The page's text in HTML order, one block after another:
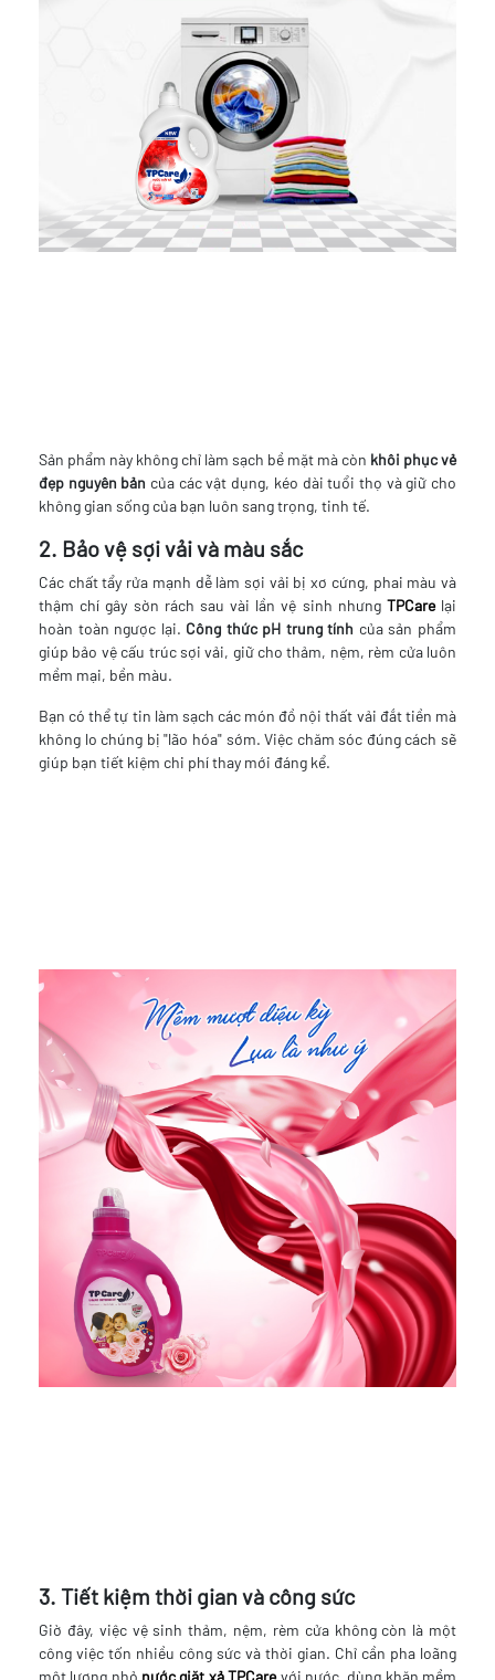
Sản phẩm này không chỉ làm sạch bề mặt mà còn khôi phục vẻ
đẹp nguyên bản của các vật dụng, kéo dài tuổi thọ và giữ cho
không gian sống của bạn luôn sang trọng, tinh tế.
2. Bảo vệ sợi vải và màu sắc
Các chất tẩy rửa mạnh dễ làm sợi vải bị xơ cứng, phai màu và
thậm chí gây sờn rách sau vài lần vệ sinh nhưng TPCarelại
hoàn toàn ngược lại. Công thức pH trung tính của sản phẩm
giúp bảo vệ cấu trúc sợi vải, giữ cho thảm, nệm, rèm cửa luôn
mềm mại, bền màu.
Bạn có thể tự tin làm sạch các món đồ nội thất vải đắt tiền mà
không lo chúng bị "lão hóa" sớm. Việc chăm sóc đúng cách sẽ
giúp bạn tiết kiệm chi phí thay mới đáng kể.
3. Tiết kiệm thời gian và công sức
Giờ đây, việc vệ sinh thảm, nệm, rèm cửa không còn là một
công việc tốn nhiều công sức và thời gian. Chỉ cần pha loãng